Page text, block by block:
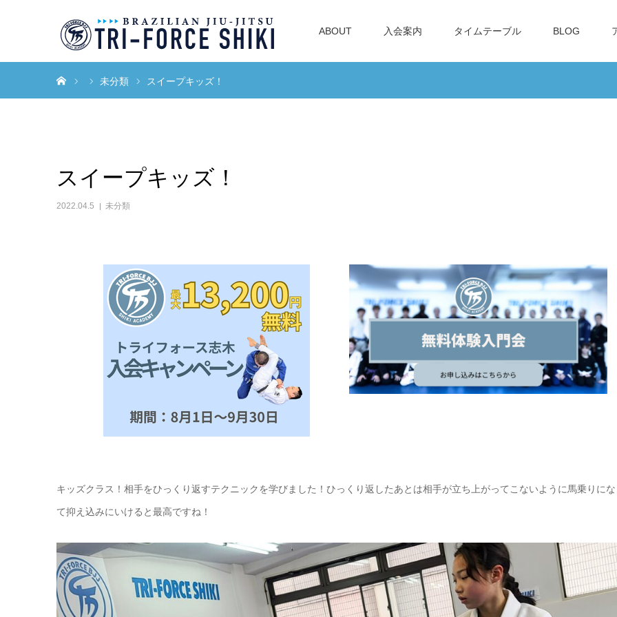
ABOUT 入会案内 タイムテーブル BLOG
未分類 スイープキッズ！
スイープキッズ！
2022.04.5 未分類
キッズクラス！相手をひっくり返すテクニックを学びました！ひっくり返したあとは相手が立ち上がってこないように馬乗りに
て抑え込みにいけると最高ですね！